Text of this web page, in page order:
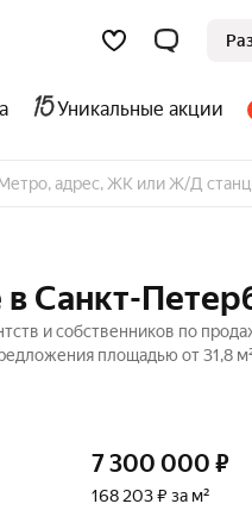
Уникальные акции
Санкт-
и собственников по
площадью от 31,8
7 300 000 ₽
168 203 ₽ за м²